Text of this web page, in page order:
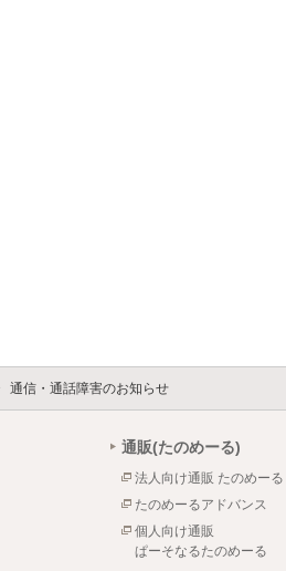
通信・通話障害のお知らせ
通販(たのめーる)
法人向け通販 たのめーる
たのめーるアドバンス
個人向け通販
ぱーそなるたのめーる